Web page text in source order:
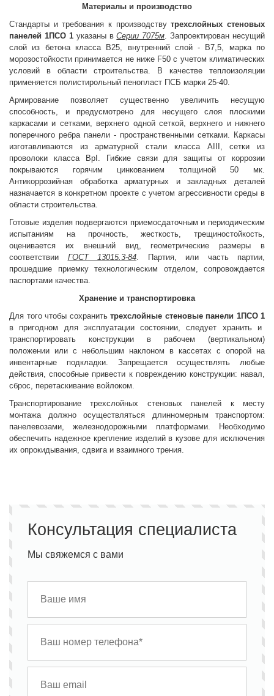
Материалы и производство
Стандарты и требования к производствутрехслойных стеновых
панелей 1ПСО 1указаны вСерии 7075м. Запроектирован несущий
слой из бетона класса В25, внутренний слой - В7,5, марка по
морозостойкости принимается не ниже F50 с учетом климатических
условий в области строительства. В качестве теплоизоляции
применяется полистирольный пенопласт ПСБ марки 25-40.
Армирование позволяет существенно увеличить несущую
способность, и предусмотрено для несущего слоя плоскими
каркасами и сетками, верхнего одной сеткой, верхнего и нижнего
поперечного ребра панели - пространственными сетками. Каркасы
изготавливаются из арматурной стали класса АIII, сетки из
проволоки класса ВрI. Гибкие связи для защиты от коррозии
покрываются горячим цинкованием толщиной 50 мк.
Антикоррозийная обработка арматурных и закладных деталей
назначается в конкретном проекте с учетом агрессивности среды в
области строительства.
Готовые изделия подвергаются приемосдаточным и периодическим
испытаниям на прочность, жесткость, трещиностойкость,
оценивается их внешний вид, геометрические размеры в
соответствии ГОСТ 13015.3-84. Партия, или часть партии,
прошедшие приемку технологическим отделом, сопровождается
паспортами качества.
Хранение и транспортировка
Для того чтобы сохранить трехслойные стеновые панели 1ПСО 1
в пригодном для эксплуатации состоянии, следует хранить и
транспортировать конструкции в рабочем (вертикальном)
положении или с небольшим наклоном в кассетах с опорой на
инвентарные подкладки. Запрещается осуществлять любые
действия, способные привести к повреждению конструкции: навал,
сброс, перетаскивание войлоком.
Транспортирование трехслойных стеновых панелей к месту
монтажа должно осуществляться длинномерным транспортом:
панелевозами, железнодорожными платформами. Необходимо
обеспечить надежное крепление изделий в кузове для исключения
их опрокидывания, сдвига и взаимного трения.
Консультация специалиста
Мы свяжемся с вами